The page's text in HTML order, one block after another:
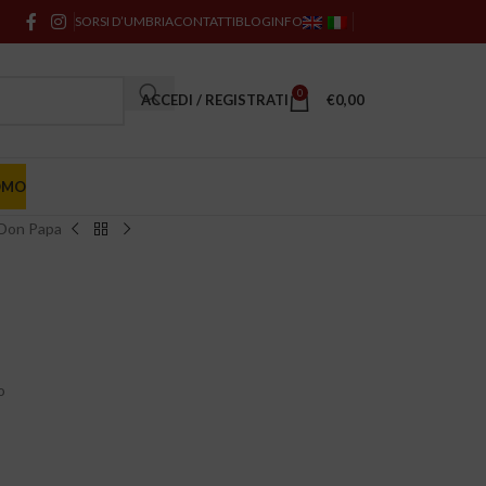
SORSI D’UMBRIACONTATTIBLOGINFO
ACCEDI / REGISTRATI 0 €0,00
Papa